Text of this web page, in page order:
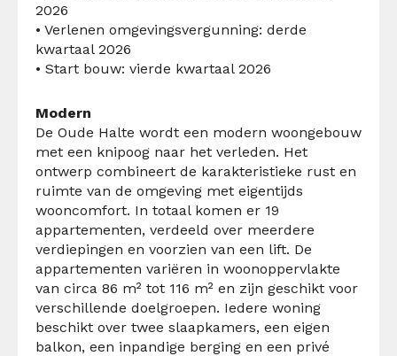
2026
• Verlenen omgevingsvergunning: derde
kwartaal 2026
• Start bouw: vierde kwartaal 2026
Modern
De Oude Halte wordt een modern woongebouw
met een knipoog naar het verleden. Het
ontwerp combineert de karakteristieke rust en
ruimte van de omgeving met eigentijds
wooncomfort. In totaal komen er 19
appartementen, verdeeld over meerdere
verdiepingen en voorzien van een lift. De
appartementen variëren in woonoppervlakte
van circa 86 m² tot 116 m² en zijn geschikt voor
verschillende doelgroepen. Iedere woning
beschikt over twee slaapkamers, een eigen
balkon, een inpandige berging en een privé